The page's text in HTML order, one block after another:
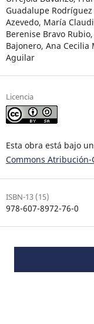
Guadalupe
Azevedo, María
Berenise Bravo
Bajonero, Ana
Aguilar
Licencia
Esta obra está bajo
Commons
ISBN-13 (15)
978-607-8972-76-0